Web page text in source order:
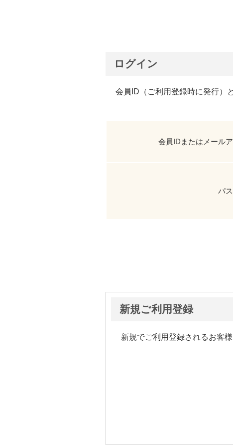
ログイン
会員ID（ご利用登録時に発行）
会員IDまたはメール
パ
新規ご利用登録
新規でご利用登録されるお客